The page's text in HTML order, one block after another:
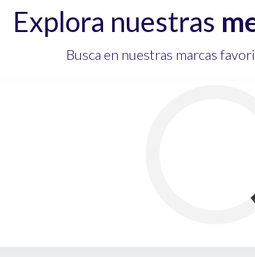
Explora nuestras
Busca en nuestras marcas